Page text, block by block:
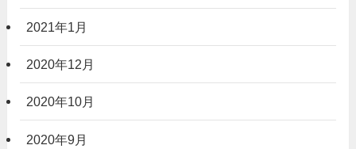
2021年1月
2020年12月
2020年10月
2020年9月